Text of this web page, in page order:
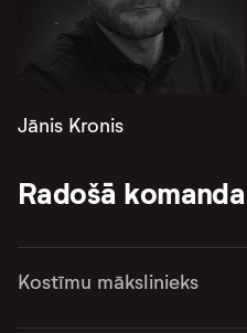
Jānis Kronis
Radošā komanda
Kostīmu mākslinieks